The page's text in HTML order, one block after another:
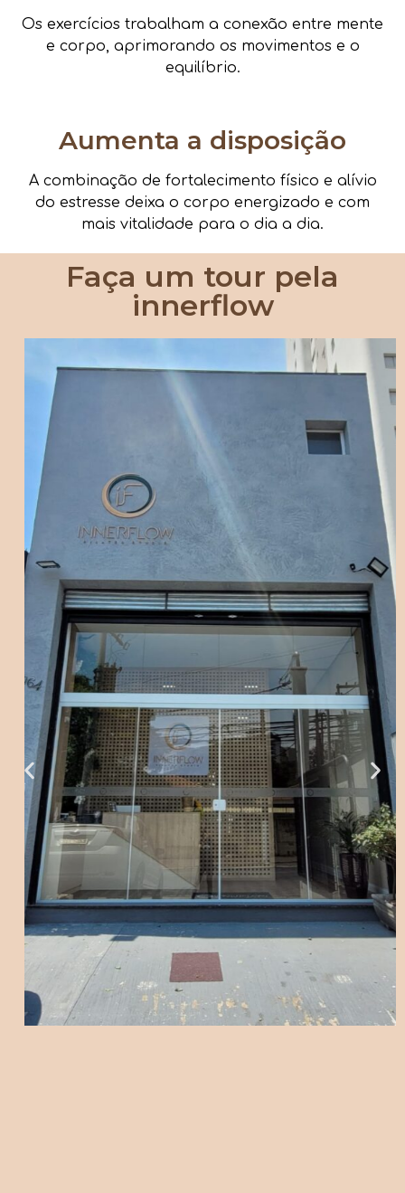
Os exercícios trabalham a conexão entre mente
e corpo, aprimorando os movimentos e o
equilíbrio.
Aumenta a disposição
A combinação de fortalecimento físico e alívio
do estresse deixa o corpo energizado e com
mais vitalidade para o dia a dia.
Faça um tour pela
innerflow